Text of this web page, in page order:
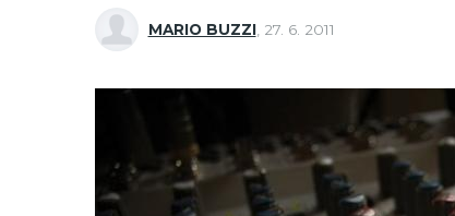
MARIO BUZZI, 27. 6. 2011